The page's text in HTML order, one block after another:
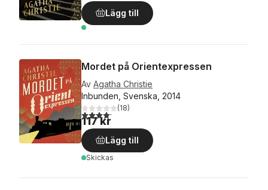
Lägg till
Mordet på Orientexpressen
Av Agatha Christie
Inbunden, Svenska, 2014
4,2utav 5 stjärnor. Totalt antal röster:
(18)
117 kr
Lägg till
Skickas